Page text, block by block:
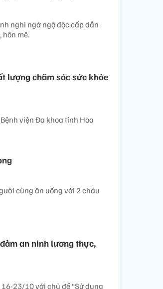
nghi ngờ ngộ độc cấp dẫn
mê.
lượng chăm sóc sức khỏe
viện Đa khoa tỉnh Hòa
cùng ăn uống với 2 cháu
an ninh lương thực,
23/10 với chủ đề “Sử dụng